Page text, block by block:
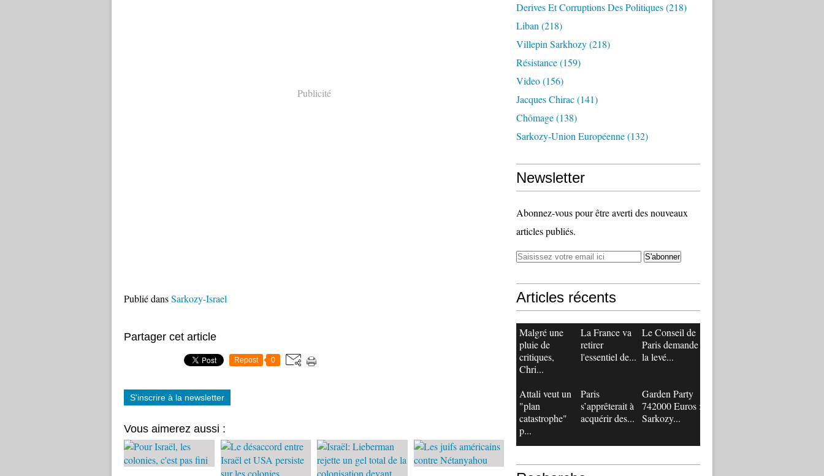
Publicité
Publié dansSarkozy-Israel
Partager cet article
Repost 0
S'inscrire à la newsletter
Vous aimerez aussi :
Derives Et Corruptions Des Politiques(218)
Liban (218)
Villepin Sarkhozy(218)
Résistance(159)
Video(156)
Jacques Chirac(141)
Chômage(138)
Sarkozy-Union Européenne(132)
Newsletter
Abonnez-vous pour être averti des nouveaux
articles publiés.
Articles récents
Malgré une
pluie de
critiques,
Chri...
La France va
retirer
l'essentiel de...
Le Conseil de
Paris demande
la levé...
Attali veut un
"plan
catastrophe"
p...
Paris
s’apprêterait à
acquérir des...
Garden Party
742000 Euros :
Sarkozy...